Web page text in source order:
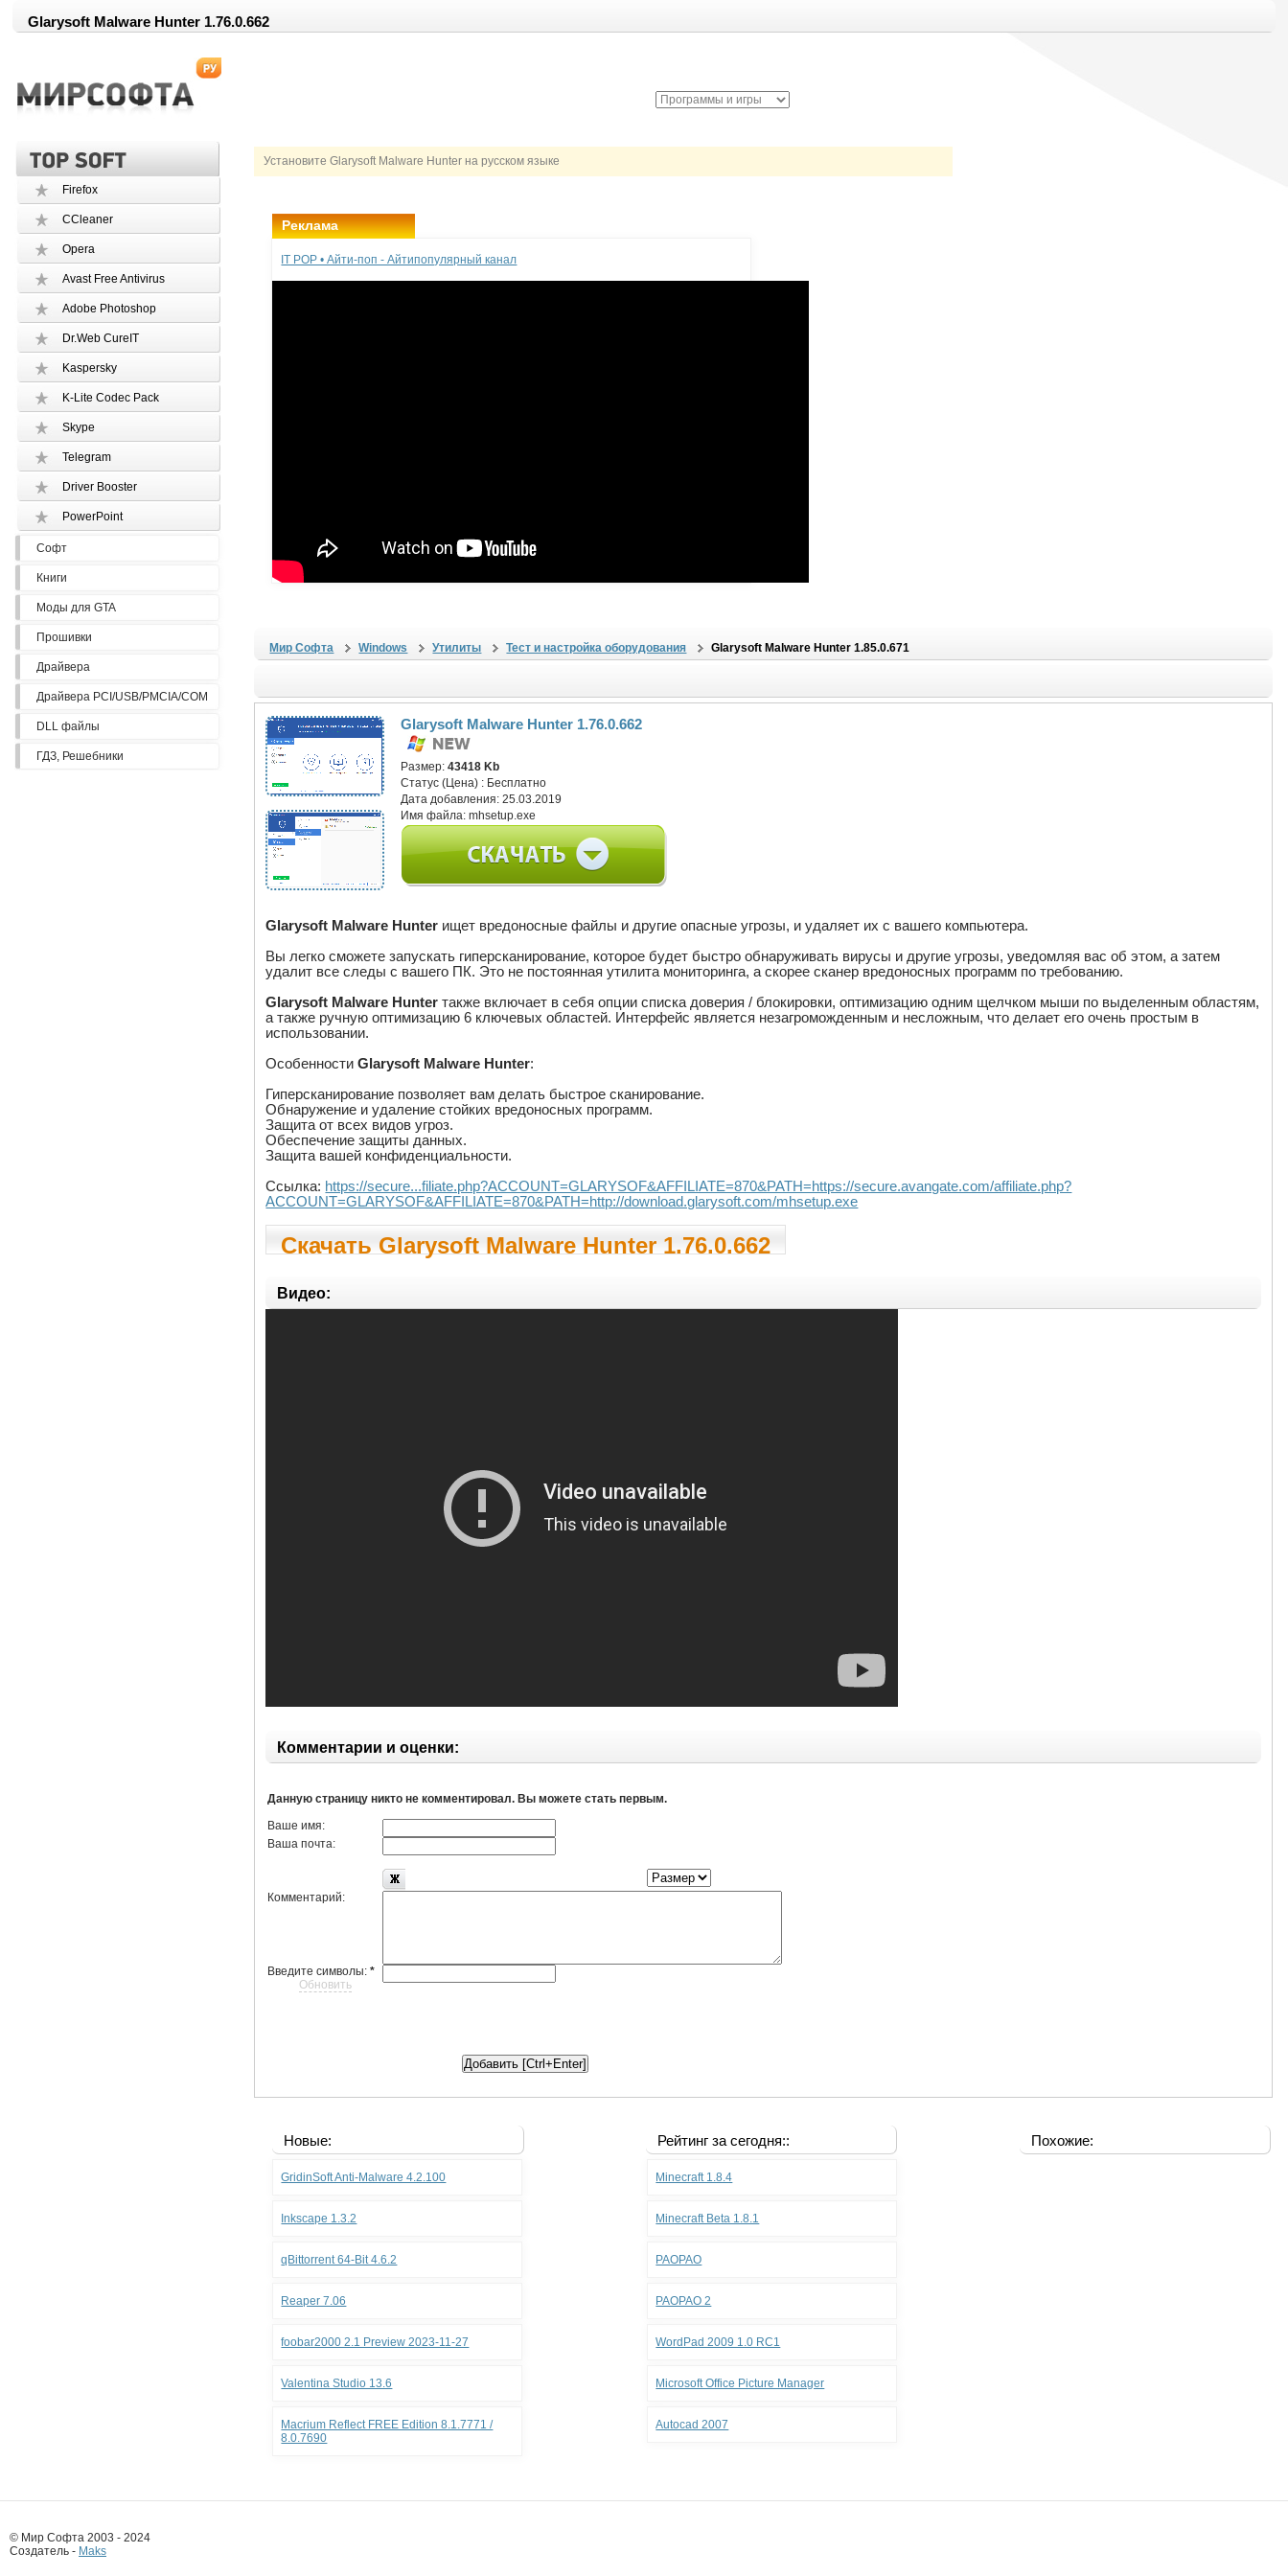
Glarysoft Malware Hunter 1.76.0.662
Установите Glarysoft Malware Hunter на русском языке
Firefox
CCleaner
Opera
Avast Free Antivirus
Adobe Photoshop
Dr.Web CureIT
Kaspersky
K-Lite Codec Pack
Skype
Telegram
Driver Booster
PowerPoint
Софт
Книги
Моды для GTA
Прошивки
Драйвера
Драйвера PCI/USB/PMCIA/COM
DLL файлы
ГДЗ, Решебники
Реклама
IT POP • Айти-поп - Айтипопулярный канал
Мир Софта Windows Утилиты Тест и настройка оборудования Glarysoft Malware Hunter 1.85.0.671
Glarysoft Malware Hunter 1.76.0.662
Размер:43418 Kb
Статус (Цена) : Бесплатно
Дата добавления:25.03.2019
Имя файла:mhsetup.exe
Glarysoft Malware Hunter ищет вредоносные файлы и другие опасные угрозы, и удаляет их с вашего компьютера.
Вы легко сможете запускать гиперсканирование, которое будет быстро обнаруживать вирусы и другие угрозы, уведомляя вас об этом, а затем
удалит все следы с вашего ПК. Это не постоянная утилита мониторинга, а скорее сканер вредоносных программ по требованию.
Glarysoft Malware Hunter также включает в себя опции списка доверия / блокировки, оптимизацию одним щелчком мыши по выделенным областям,
а также ручную оптимизацию 6 ключевых областей. Интерфейс является незагроможденным и несложным, что делает его очень простым в
использовании.
ОсобенностиGlarysoft Malware Hunter:
Гиперсканирование позволяет вам делать быстрое сканирование.
Обнаружение и удаление стойких вредоносных программ.
Защита от всех видов угроз.
Обеспечение защиты данных.
Защита вашей конфиденциальности.
Ссылка: https://secure...filiate.php?ACCOUNT=GLARYSOF&AFFILIATE=870&PATH=https://secure.avangate.com/affiliate.php?
ACCOUNT=GLARYSOF&AFFILIATE=870&PATH=http://download.glarysoft.com/mhsetup.exe
Скачать Glarysoft Malware Hunter 1.76.0.662
Видео:
Комментарии и оценки:
Данную страницу никто не комментировал. Вы можете стать первым.
Ваше имя:
Ваша почта:
Комментарий:
Введите символы:*
Обновить
Новые:
GridinSoft Anti-Malware 4.2.100
Inkscape 1.3.2
qBittorrent 64-Bit 4.6.2
Reaper 7.06
foobar2000 2.1 Preview 2023-11-27
Valentina Studio 13.6
Macrium Reflect FREE Edition 8.1.7771 /
8.0.7690
Рейтинг за сегодня::
Minecraft 1.8.4
Minecraft Beta 1.8.1
PAOPAO
PAOPAO 2
WordPad 2009 1.0 RC1
Microsoft Office Picture Manager
Autocad 2007
Похожие:
© Мир Софта 2003 - 2024
Создатель - Maks